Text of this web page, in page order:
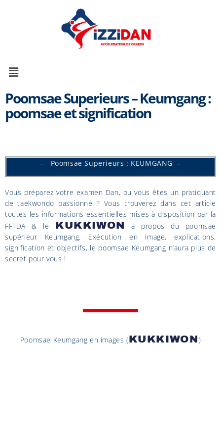
Poomsae Superieurs – Keumgang :
poomsae et signification
– Poomsae Superieurs : KEUMGANG –
Vous préparez votre examen Dan, ou vous êtes un pratiquant
de taekwondo passionné ? Vous trouverez dans cet article
toutes les informations essentielles mises à disposition par la
FFTDA & le KUKKIWON
a propos du poomsae
supérieur Keumgang. Exécution en image, explications,
signification et objectifs, le poomsae Keumgang n’aura plus de
secret pour vous !
Poomsae Keumgang en images (KUKKIWON)